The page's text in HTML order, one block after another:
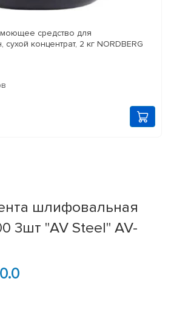
средство для
концентрат, 2 кг NORDBERG
шлифовальная
3шт "AV Steel" AV-
0.0